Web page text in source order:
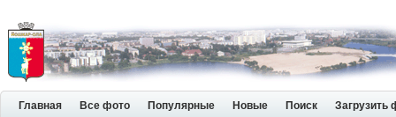
Главная Все фото Популярные Новые Поиск Загрузить